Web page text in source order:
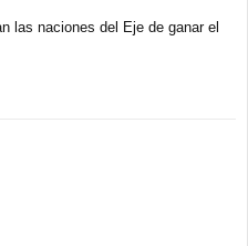
las naciones del Eje de ganar el